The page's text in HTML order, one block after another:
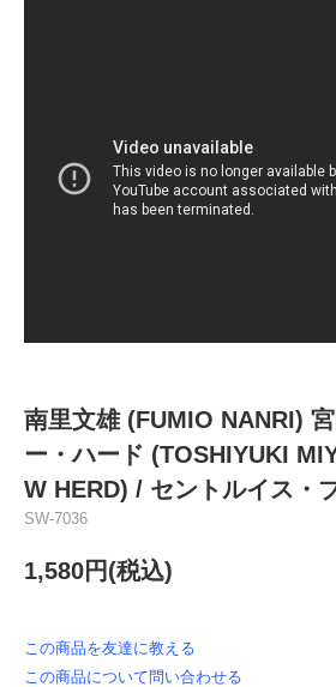
南里文雄 (FUMIO NANRI)
ー・ハード (TOSHIYUKI
W HERD) ‎/ セントルイス・
SW-7036
1,580円(税込)
この商品を友達に教える
この商品について問い合わせる